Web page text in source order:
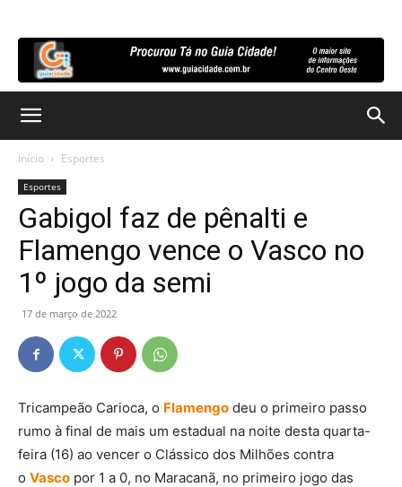
Início Esportes
Esportes
Gabigol faz de pênalti e
Flamengo vence o Vasco no
1º jogo da semi
17 de março de 2022
Tricampeão Carioca, o Flamengo deu o primeiro passo
rumo à final de mais um estadual na noite desta quarta-
feira (16) ao vencer o Clássico dos Milhões contra
o Vasco por 1 a 0, no Maracanã, no primeiro jogo das